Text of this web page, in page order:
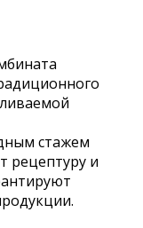
стажем
рецептуру и